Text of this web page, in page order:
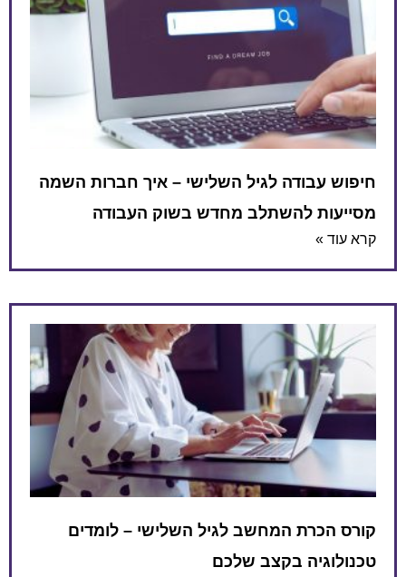
חיפוש עבודה לגיל השלישי – איך חברות השמה
מסייעות להשתלב מחדש בשוק העבודה
קרא עוד »
קורס הכרת המחשב לגיל השלישי – לומדים
טכנולוגיה בקצב שלכם